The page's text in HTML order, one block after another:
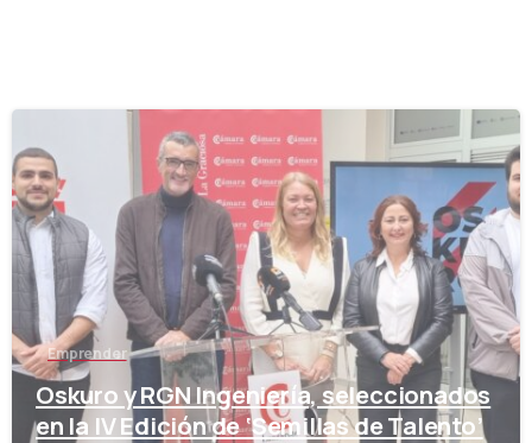
-
Emprender
Oskuro y RGN Ingeniería, seleccionados
en la IV Edición de ‘Semillas de Talento’